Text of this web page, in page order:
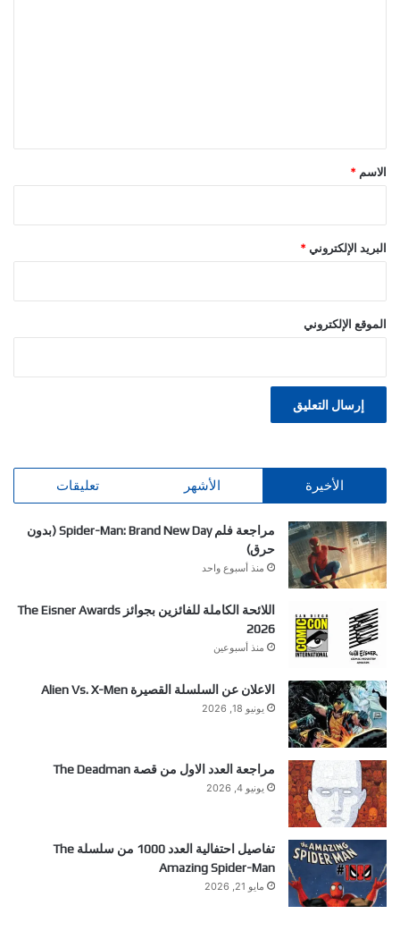
*
الاسم *
البريد الإلكتروني *
الموقع الإلكتروني
الأخيرة الأشهر تعليقات
مراجعة فلم Spider-Man: Brand New Day (بدون
حرق)
منذ أسبوع واحد
اللائحة الكاملة للفائزين بجوائز The Eisner Awards
2026
منذ أسبوعين
الاعلان عن السلسلة القصيرة Alien Vs. X-Men
يونيو 18, 2026
مراجعة العدد الاول من قصة The Deadman
يونيو 4, 2026
تفاصيل احتفالية العدد 1000 من سلسلة The
Amazing Spider-Man
مايو 21, 2026